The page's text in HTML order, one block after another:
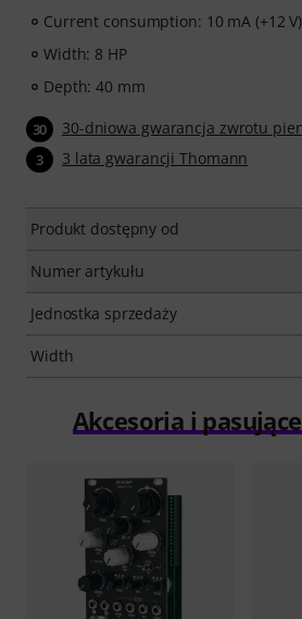
Current consumption: 10 mA (+12
Width: 8 HP
Depth: 40 mm
30 30-dniowa gwarancja zwrotu
3 3 lata gwarancji Thomann
Produkt dostępny od
Numer artykułu
Jednostka sprzedaży
Width
Akcesoria i